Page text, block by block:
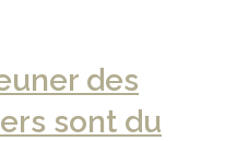
des
sont du